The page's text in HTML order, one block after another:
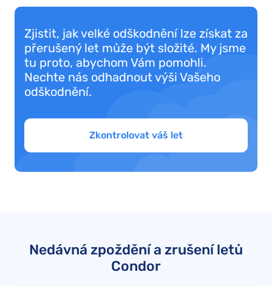
Zjistit, jak velké odškodnění lze získat za
přerušený let může být složité. My jsme
tu proto, abychom Vám pomohli.
Nechte nás odhadnout výši Vašeho
odškodnění.
Zkontrolovat váš let
Nedávná zpoždění a zrušení letů
Condor